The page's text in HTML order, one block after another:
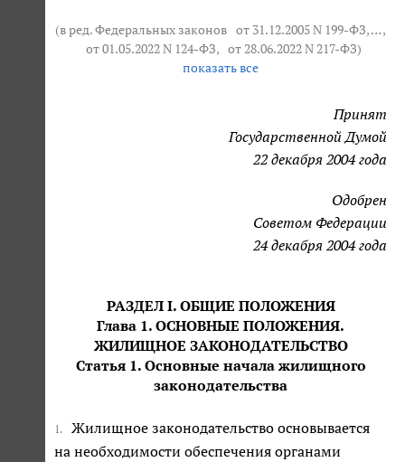
(в ред. Федеральных законов от 31.12.2005 N 199-ФЗ, … ,
от 01.05.2022 N 124-ФЗ, от 28.06.2022 N 217-ФЗ)
показать все
Принят
Государственной Думой
22 декабря 2004 года
Одобрен
Советом Федерации
24 декабря 2004 года
РАЗДЕЛ I. ОБЩИЕ ПОЛОЖЕНИЯ
Глава 1. ОСНОВНЫЕ ПОЛОЖЕНИЯ.
ЖИЛИЩНОЕ ЗАКОНОДАТЕЛЬСТВО
Статья 1. Основные начала жилищного
законодательства
1.
Жилищное законодательство основывается
на необходимости обеспечения органами